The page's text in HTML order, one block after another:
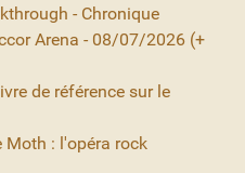
- Chronique
Arena - 08/07/2026 (+
de référence sur le
Moth : l'opéra rock